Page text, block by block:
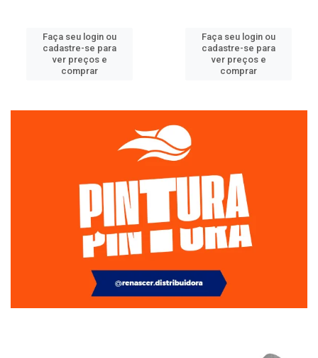
Faça seu login ou
cadastre-se para
ver preços e
comprar
Faça seu login ou
cadastre-se para
ver preços e
comprar